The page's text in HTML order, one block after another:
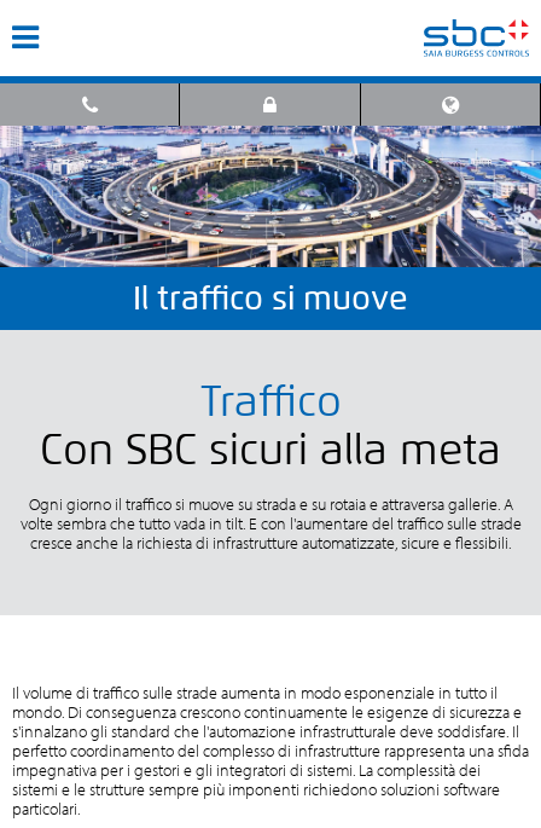
Il traffico si muove
Traffico
Con SBC sicuri alla meta
Ogni giorno il traffico si muove su strada e su rotaia e attraversa gallerie. A
volte sembra che tutto vada in tilt. E con l'aumentare del traffico sulle strade
cresce anche la richiesta di infrastrutture automatizzate, sicure e flessibili.
Il volume di traffico sulle strade aumenta in modo esponenziale in tutto il
mondo. Di conseguenza crescono continuamente le esigenze di sicurezza e
s'innalzano gli standard che l'automazione infrastrutturale deve soddisfare. Il
perfetto coordinamento del complesso di infrastrutture rappresenta una sfida
impegnativa per i gestori e gli integratori di sistemi. La complessità dei
sistemi e le strutture sempre più imponenti richiedono soluzioni software
particolari.